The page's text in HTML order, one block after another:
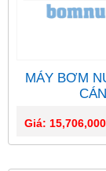
MÁY BƠM
Giá: 15,706,000